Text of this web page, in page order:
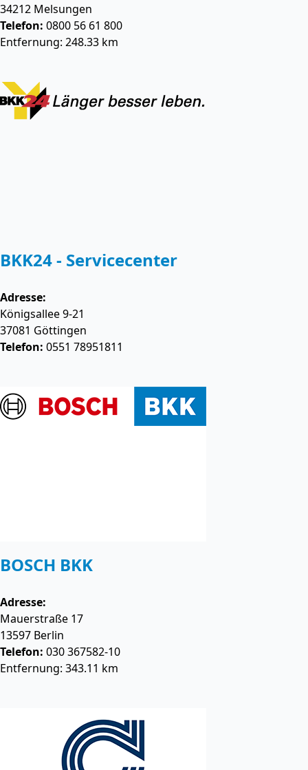
34212 Melsungen
Telefon: 0800 56 61 800
Entfernung: 248.33 km
BKK24 - Servicecenter
Adresse:
Königsallee 9-21
37081 Göttingen
Telefon: 0551 78951811
BOSCH BKK
Adresse:
Mauerstraße 17
13597 Berlin
Telefon: 030 367582-10
Entfernung: 343.11 km